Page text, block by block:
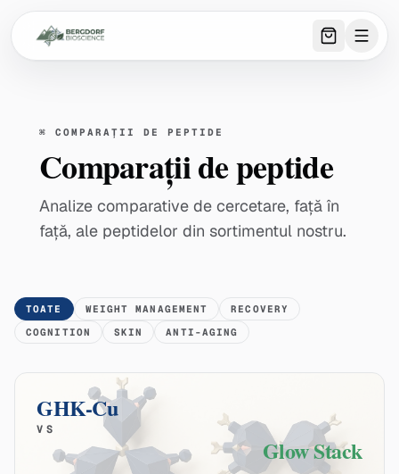
0 item
⌘ COMPARAȚII DE PEPTIDE
Comparații de peptide
Analize comparative de cercetare, față în
față, ale peptidelor din sortimentul nostru.
TOATE WEIGHT MANAGEMENT
RECOVERY
COGNITION
SKIN ANTI-AGING
GHK-Cu
VS
Glow Stack